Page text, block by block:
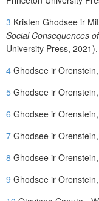
3 Kristen Ghodsee ir
Social Consequences
University Press,
4 Ghodsee ir Orenstein,
5 Ghodsee ir Orenstein,
6 Ghodsee ir Orenstein,
7 Ghodsee ir Orenstein,
8 Ghodsee ir Orenstein,
9 Ghodsee ir Orenstein,